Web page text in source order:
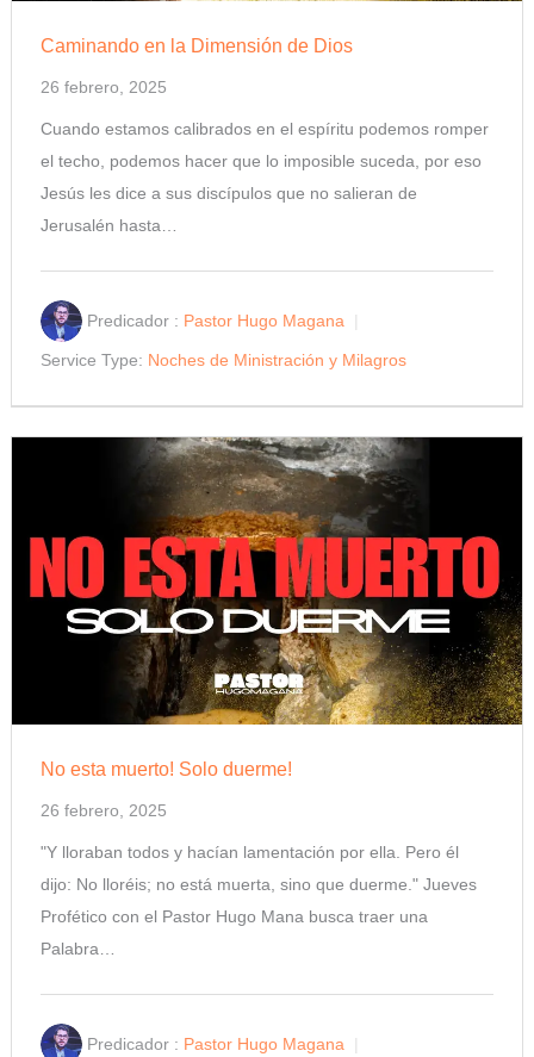
Caminando en la Dimensión de Dios
26 febrero, 2025
Cuando estamos calibrados en el espíritu podemos romper
el techo, podemos hacer que lo imposible suceda, por eso
Jesús les dice a sus discípulos que no salieran de
Jerusalén hasta…
Predicador : Pastor Hugo Magana
Service Type: Noches de Ministración y Milagros
No esta muerto! Solo duerme!
26 febrero, 2025
"Y lloraban todos y hacían lamentación por ella. Pero él
dijo: No lloréis; no está muerta, sino que duerme." Jueves
Profético con el Pastor Hugo Mana busca traer una
Palabra…
Predicador : Pastor Hugo Magana